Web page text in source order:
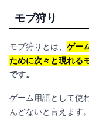
モブ狩り
モブ狩りとは、 ゲー
ために次々と現れる
です。
ゲーム用語として使
んどないと言えます。